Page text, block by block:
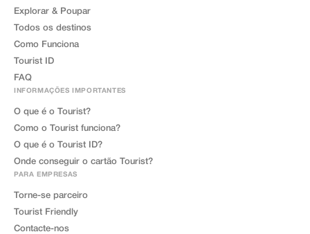
Explorar & Poupar
Todos os destinos
Como Funciona
Tourist ID
FAQ
INFORMAÇÕES IMPORTANTES
O que é o Tourist?
Como o Tourist funciona?
O que é o Tourist ID?
Onde conseguir o cartão Tourist?
PARA EMPRESAS
Torne-se parceiro
Tourist Friendly
Contacte-nos